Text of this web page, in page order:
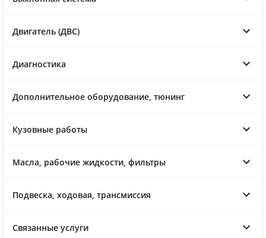
Двигатель (ДВС)
Диагностика
Дополнительное оборудование, тюнинг
Кузовные работы
Масла, рабочие жидкости, фильтры
Подвеска, ходовая, трансмиссия
Связанные услуги